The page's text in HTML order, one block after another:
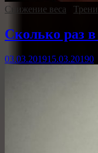
Снижение веса
Сколько раз
03.03.201915.03.20190